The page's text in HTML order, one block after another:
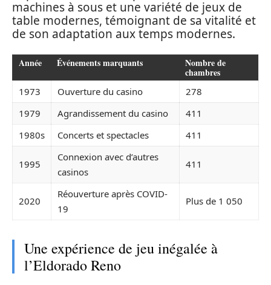
machines à sous et une variété de jeux de
table modernes, témoignant de sa vitalité et
de son adaptation aux temps modernes.
Année Événements marquants Nombre de
chambres
1973 Ouverture du casino
278
1979
Agrandissement du casino
411
1980s
Concerts et spectacles 411
1995
Connexion avec d’autres
casinos
411
2020
Réouverture après COVID-
19
Plus de 1 050
Une expérience de jeu inégalée à
l’Eldorado Reno